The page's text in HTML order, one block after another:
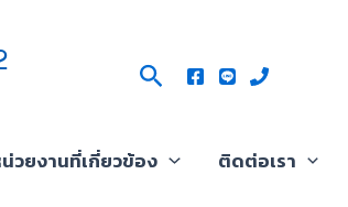
Search
วยงานที่เกี่ยวข้อง ติดต่อเรา